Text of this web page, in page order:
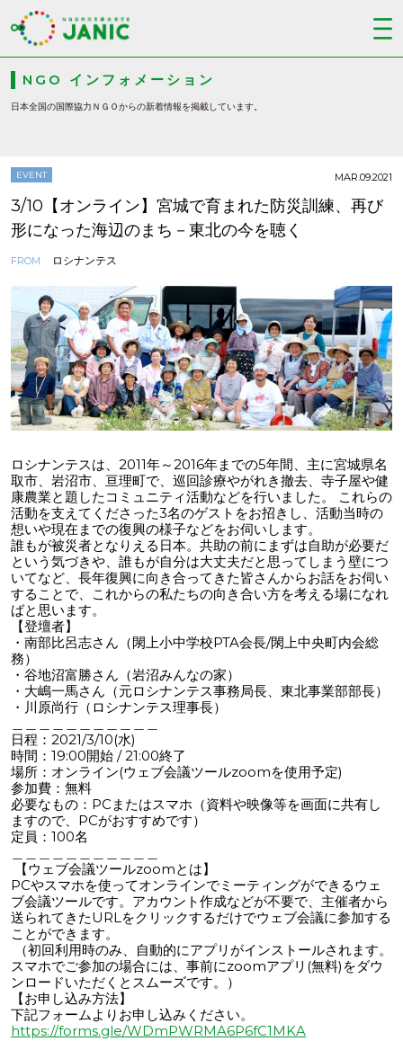
NGO インフォメーション
日本全国の国際協力ＮＧＯからの新着情報を掲載しています。
EVENT
3/10【オンライン】宮城で育まれた防災訓練、再び
形になった海辺のまち－東北の今を聴く
FROM ロシナンテス
MAR.09.2021
ロシナンテスは、2011年～2016年までの5年間、主に宮城県名
取市、岩沼市、亘理町で、巡回診療やがれき撤去、寺子屋や健
康農業と題したコミュニティ活動などを行いました。 これらの
活動を支えてくださった3名のゲストをお招きし、活動当時の
想いや現在までの復興の様子などをお伺いします。
誰もが被災者となりえる日本。共助の前にまずは自助が必要だ
という気づきや、誰もが自分は大丈夫だと思ってしまう壁につ
いてなど、長年復興に向き合ってきた皆さんからお話をお伺い
することで、これからの私たちの向き合い方を考える場になれ
ばと思います。
【登壇者】
・南部比呂志さん（閖上小中学校PTA会長/閖上中央町内会総
務）
・谷地沼富勝さん（岩沼みんなの家）
・大嶋一馬さん（元ロシナンテス事務局長、東北事業部部長）
・川原尚行（ロシナンテス理事長）
日程：2021/3/10(水)
時間：19:00開始 / 21:00終了
場所：オンライン(ウェブ会議ツールzoomを使用予定)
参加費：無料
必要なもの：PCまたはスマホ（資料や映像等を画面に共有し
ますので、PCがおすすめです）
定員：100名
【ウェブ会議ツールzoomとは】
PCやスマホを使ってオンラインでミーティングができるウェ
ブ会議ツールです。アカウント作成などが不要で、主催者から
送られてきたURLをクリックするだけでウェブ会議に参加する
ことができます。
（初回利用時のみ、自動的にアプリがインストールされます。
スマホでご参加の場合には、事前にzoomアプリ(無料)をダウ
ンロードいただくとスムーズです。）
【お申し込み方法】
下記フォームよりお申し込みください。
https://forms.gle/WDmPWRMA6P6fC1MKA